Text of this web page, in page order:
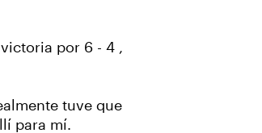
por 6 - 4 ,
tuve que
para mí.